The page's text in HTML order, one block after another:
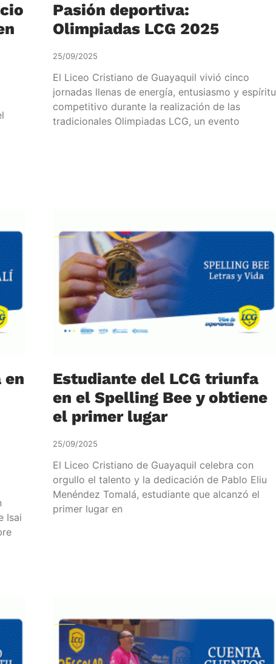
Pasión deportiva:
Olimpiadas LCG 2025
25/09/2025
El Liceo Cristiano de Guayaquil vivió cinco
jornadas llenas de energía, entusiasmo y espíritu
competitivo durante la realización de las
tradicionales Olimpiadas LCG, un evento
en
Isai
Estudiante del LCG triunfa
en el Spelling Bee y obtiene
el primer lugar
25/09/2025
El Liceo Cristiano de Guayaquil celebra con
orgullo el talento y la dedicación de Pablo Eliu
Menéndez Tomalá, estudiante que alcanzó el
primer lugar en